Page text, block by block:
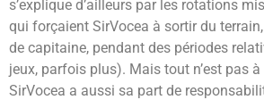
s’explique d’ailleurs par les rotations
qui forçaient SirVocea à sortir du
de capitaine, pendant des périodes
jeux, parfois plus). Mais tout n’est pas
SirVocea a aussi sa part de